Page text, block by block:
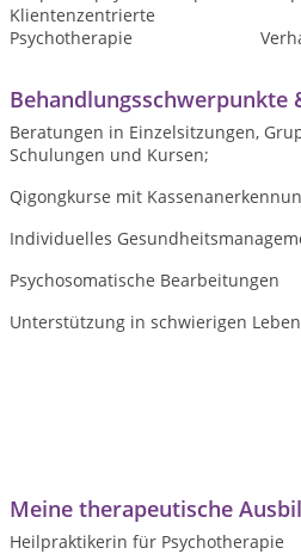
Klientenzentrierte
Psychotherapie
Behandlungsschwerpunkte
Beratungen in Einzelsitzungen,
Schulungen und Kursen;
Qigongkurse mit
Individuelles
Psychosomatische Bearbeitungen
Unterstützung in schwierigen
Meine therapeutische
Heilpraktikerin für Psychotherapie